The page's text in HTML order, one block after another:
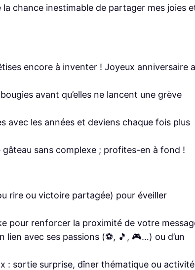
chance inestimable de partager mes joies
encore à inventer ! Joyeux anniversaire
avant qu’elles ne lancent une grève
avec les années et deviens chaque fois plus
sans complexe ; profites-en à fond !
rire ou victoire partagée) pour éveiller
pour renforcer la proximité de votre
avec ses passions (⚽️, 🎵, 🎮…) ou d’un
: sortie surprise, dîner thématique ou activité